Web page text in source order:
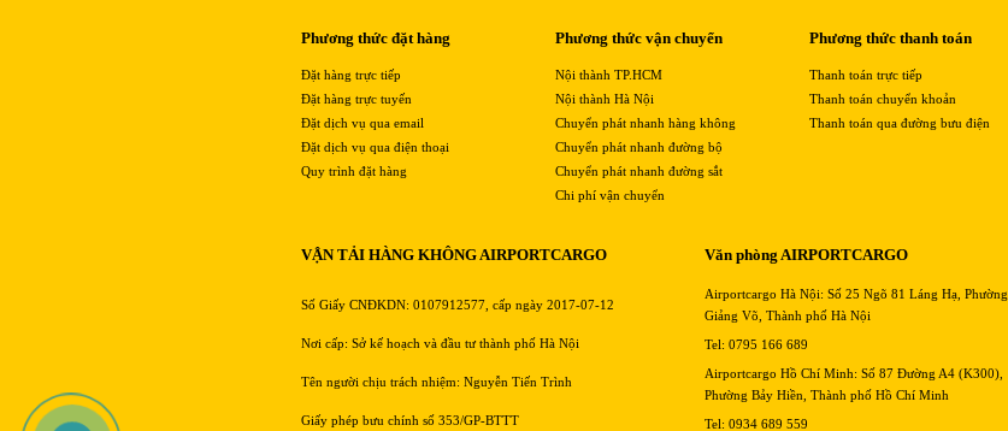
Phương thức đặt hàng
Đặt hàng trực tiếp
Đặt hàng trực tuyến
Đặt dịch vụ qua email
Đặt dịch vụ qua điện thoại
Quy trình đặt hàng
Phương thức vận chuyển
Nội thành TP.HCM
Nội thành Hà Nội
Chuyển phát nhanh hàng không
Chuyển phát nhanh đường bộ
Chuyển phát nhanh đường sắt
Chi phí vận chuyển
Phương thức thanh toán
Thanh toán trực tiếp
Thanh toán chuyển khoản
Thanh toán qua đường bưu điện
VẬN TẢI HÀNG KHÔNG AIRPORTCARGO
Số Giấy CNĐKDN: 0107912577, cấp ngày 2017-07-12
Nơi cấp: Sở kế hoạch và đầu tư thành phố Hà Nội
Tên người chịu trách nhiệm: Nguyễn Tiến Trình
Giấy phép bưu chính số 353/GP-BTTT
Văn phòng AIRPORTCARGO
Airportcargo Hà Nội: Số 25 Ngõ 81 Láng Hạ, Phường
Giảng Võ, Thành phố Hà Nội
Tel: 0795 166 689
Airportcargo Hồ Chí Minh: Số 87 Đường A4 (K300),
Phường Bảy Hiền, Thành phố Hồ Chí Minh
Tel: 0934 689 559